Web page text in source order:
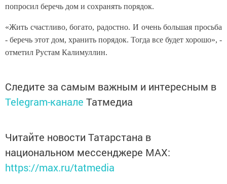
попросил беречь дом и сохранять порядок.
«Жить счастливо, богато, радостно. И очень большая просьба
- беречь этот дом, хранить порядок. Тогда все будет хорошо», -
отметил Рустам Калимуллин.
Следите за самым важным и интересным в
Telegram-канале Татмедиа
Читайте новости Татарстана в
национальном мессенджере MАХ:
https://max.ru/tatmedia